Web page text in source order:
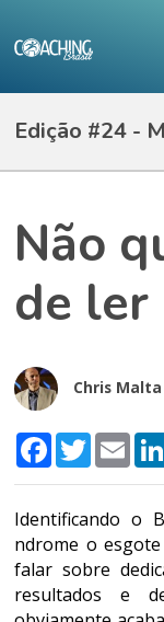
Edição #24 -
Não
de ler
Chris Malta
Facebook
Twitter
Identificando o
ndrome o
falar sobre
resultados e